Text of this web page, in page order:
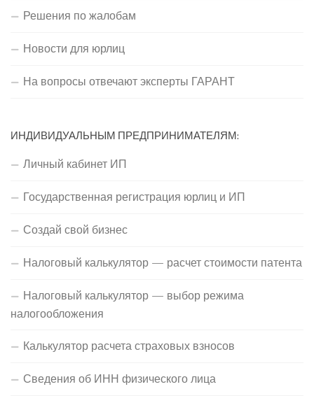
Решения по жалобам
Новости для юрлиц
На вопросы отвечают эксперты ГАРАНТ
ИНДИВИДУАЛЬНЫМ ПРЕДПРИНИМАТЕЛЯМ:
Личный кабинет ИП
Государственная регистрация юрлиц и ИП
Создай свой бизнес
Налоговый калькулятор — расчет стоимости патента
Налоговый калькулятор — выбор режима
налогообложения
Калькулятор расчета страховых взносов
Сведения об ИНН физического лица